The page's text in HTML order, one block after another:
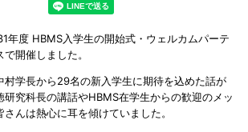
年度 HBMS入学生の開始式・ウェルカムパーテ
開催しました。
村学長から29名の新入学生に期待を込めた話が
研究科長の講話やHBMS在学生からの歓迎のメッ
んは熱心に耳を傾けていました。